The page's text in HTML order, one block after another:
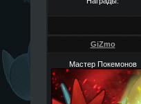
GiZmo
Мастер Покемонов